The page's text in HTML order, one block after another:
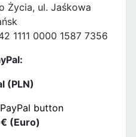
Życia, ul. Jaśkowa
1111 0000 1587 7356
(PLN)
€ (Euro)